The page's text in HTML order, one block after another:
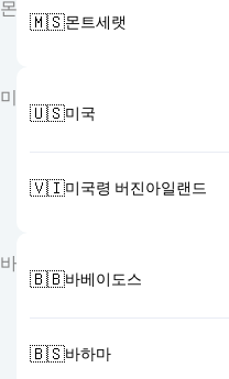
몬
🇲🇸몬트세랫
미
🇺🇸미국
🇻🇮미국령 버진아일랜드
바
🇧🇧바베이도스
🇧🇸바하마